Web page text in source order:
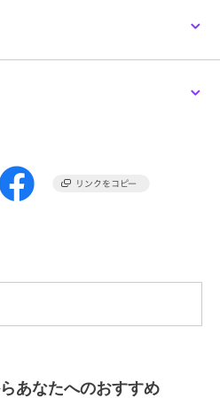
品の単品販売でございます。中身は
ます
ビー
ィギュア
あなたへのおすすめ